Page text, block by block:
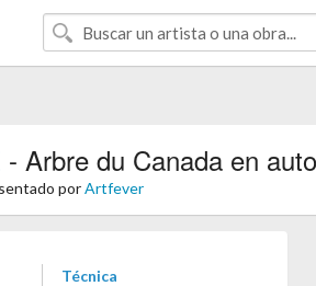
- Arbre du Canada en
porArtfever
Técnica